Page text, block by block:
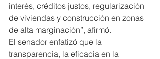
interés, créditos justos, regularización
de viviendas y construcción en zonas
de alta marginación”, afirmó.
El senador enfatizó que la
transparencia, la eficacia en la